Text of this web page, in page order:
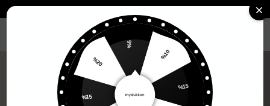
Kadın Üst Giyim Mini Elbise
%10